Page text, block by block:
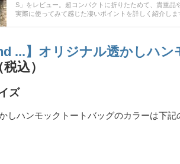
S」をレビュー。超コンパクトに折りたためて、貴重品
実際に使ってみて感じた凄いポイントを詳しく紹介しま
...】オリジナル透かしハ
込）
ズ
しハンモックトートバッグのカラーは下記